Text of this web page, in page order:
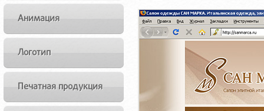
Анимация
Логотип
Печатная продукция